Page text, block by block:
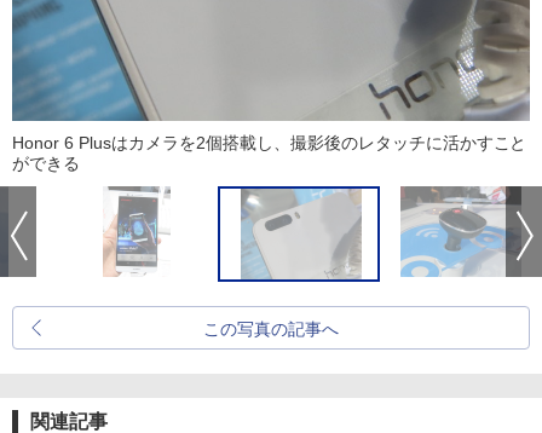
Honor 6 Plusはカメラを2個搭載し、撮影後のレタッチに活かすこと
ができる
この写真の記事へ
関連記事